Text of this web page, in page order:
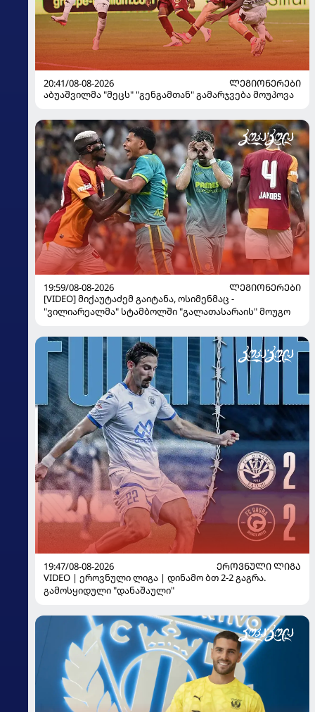
20:41/08-08-2026
ᲚᲔᲒᲘᲝᲜᲔᲠᲔᲑᲘ
აბუაშვილმა "მეცს" "გენგამთან" გამარჯვება მოუპოვა
19:59/08-08-2026
ᲚᲔᲒᲘᲝᲜᲔᲠᲔᲑᲘ
[VIDEO] მიქაუტაძემ გაიტანა, ოსიმენმაც -
"ვილიარეალმა" სტამბოლში "გალათასარაის" მოუგო
19:47/08-08-2026
ᲔᲠᲝᲕᲜᲣᲚᲘ ᲚᲘᲒᲐ
VIDEO | ეროვნული ლიგა | დინამო ბთ 2-2 გაგრა.
გამოსყიდული "დანაშაული"